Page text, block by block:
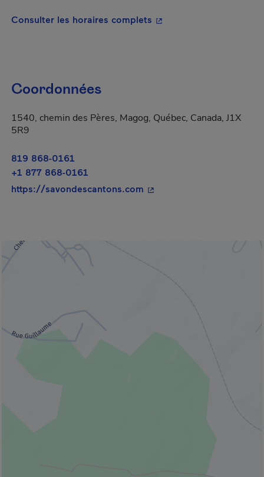
Consulter les horaires complets - Cet hyperlien
Coordonnées
1540, chemin des Pères, Magog, Québec, Canada, J1X
5R9
819 868-0161
+1 877 868-0161
https://savondescantons.com - Cet hyperlien s'ouvrira